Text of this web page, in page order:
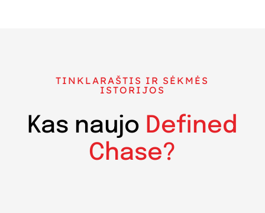
TINKLARAŠTIS IR SĖKMĖS
ISTORIJOS
Kas naujo Defined
Chase?